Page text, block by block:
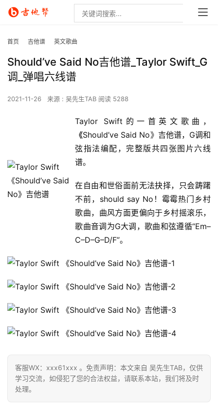
首页 吉他谱 英文歌曲
Should’ve Said No吉他谱_Taylor Swift_G
调_弹唱六线谱
2021-11-26 来源 : 吴先生TAB 阅读 5288
Taylor Swift的一首英文歌曲，
《Should’ve Said No》吉他谱，G调和
弦指法编配，完整版共四张图片六线
谱。
在自由和世俗面前无法抉择，只会踌躇
不前，should say No！霉霉热门乡村
歌曲，曲风方面更偏向于乡村摇滚乐，
歌曲音调为G大调，歌曲和弦遵循“Em–
C–D–G–D/F”。
客服WX：xxx61xxx 。免责声明：本文来自 吴先生TAB，仅供
学习交流，如侵犯了您的合法权益，请联系本站，我们将及时
处理。